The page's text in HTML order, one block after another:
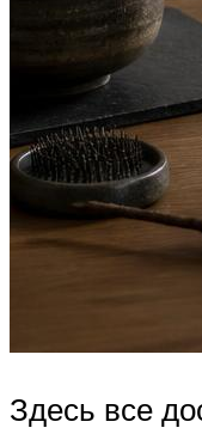
Здесь все